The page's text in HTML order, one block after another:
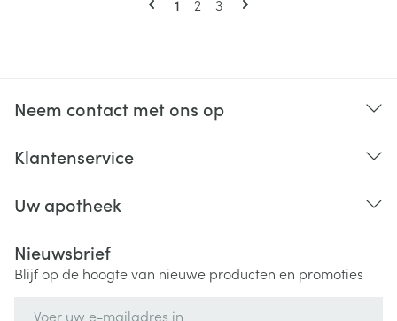
1 2 3
Neem contact met ons op
Klantenservice
Uw apotheek
Nieuwsbrief
Blijf op de hoogte van nieuwe producten en promoties